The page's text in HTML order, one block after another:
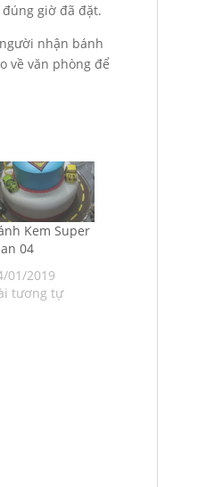
giờ đã đặt.
nhận bánh
về văn phòng để
Kem Super
04
01/2019
tương tự